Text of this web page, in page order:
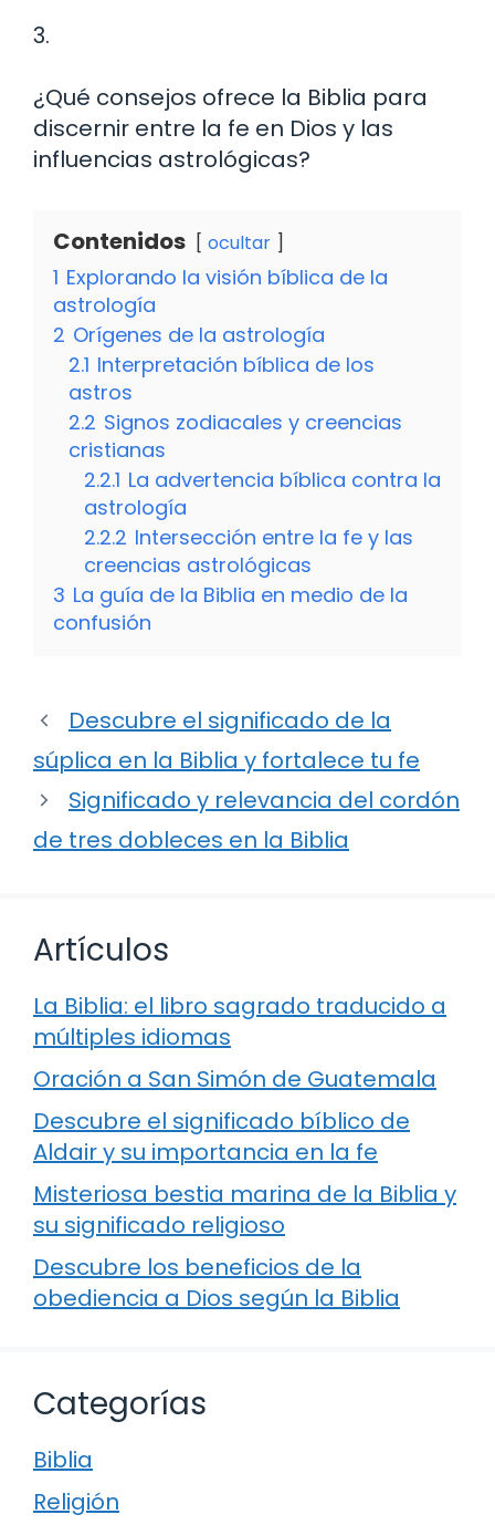
3.
¿Qué consejos ofrece la Biblia para
discernir entre la fe en Dios y las
influencias astrológicas?
Contenidos ocultar
1 Explorando la visión bíblica de la
astrología
2 Orígenes de la astrología
2.1 Interpretación bíblica de los
astros
2.2 Signos zodiacales y creencias
cristianas
2.2.1 La advertencia bíblica contra la
astrología
2.2.2 Intersección entre la fe y las
creencias astrológicas
3 La guía de la Biblia en medio de la
confusión
Descubre el significado de la
súplica en la Biblia y fortalece tu fe
Significado y relevancia del cordón
de tres dobleces en la Biblia
Artículos
La Biblia: el libro sagrado traducido a
múltiples idiomas
Oración a San Simón de Guatemala
Descubre el significado bíblico de
Aldair y su importancia en la fe
Misteriosa bestia marina de la Biblia y
su significado religioso
Descubre los beneficios de la
obediencia a Dios según la Biblia
Categorías
Biblia
Religión